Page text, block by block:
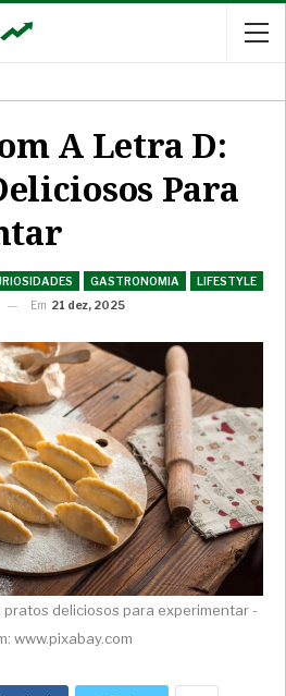
A Letra D:
Para
GASTRONOMIA
LIFESTYLE
Em 21 dez, 2025
pratos deliciosos para experimentar -
www.pixabay.com